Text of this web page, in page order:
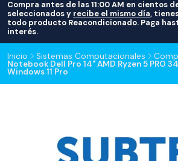
Compra antes de las 11:00 AM en cientos
seleccionados y recibe el mismo día,
todo producto Reacondicionado. Paga
interés.
Inicio Sistemas Computacionales
Notebook Dell Pro 14" AMD Ryzen 5 PRO
Windows 11 Pro